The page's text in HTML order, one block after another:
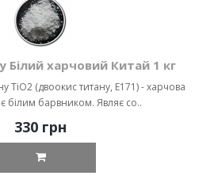
Білий харчовий Китай 1 кг
TiO2 (двоокис титану, Е171) - харчова
білим барвником. Являє со..
330 грн